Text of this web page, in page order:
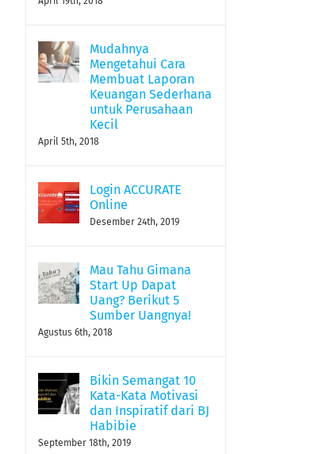
Mudahnya
Mengetahui Cara
Membuat Laporan
Keuangan Sederhana
untuk Perusahaan
Kecil
April 5th, 2018
Login ACCURATE
Online
Desember 24th, 2019
Mau Tahu Gimana
Start Up Dapat
Uang? Berikut 5
Sumber Uangnya!
Agustus 6th, 2018
Bikin Semangat 10
Kata-Kata Motivasi
dan Inspiratif dari BJ
Habibie
September 18th, 2019